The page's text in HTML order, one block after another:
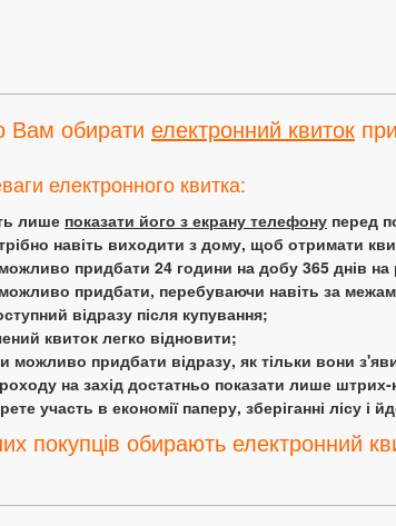
обирати електронний квиток
електронного квитка:
лише показати його з екрану телефону перед
навіть виходити з дому, щоб отримати
придбати 24 години на добу 365 днів на
придбати, перебуваючи навіть за
відразу після купування;
квиток легко відновити;
можливо придбати відразу, як тільки вони
на захід достатньо показати лише штрих-
участь в економії паперу, зберіганні лісу і
покупців обирають електронний